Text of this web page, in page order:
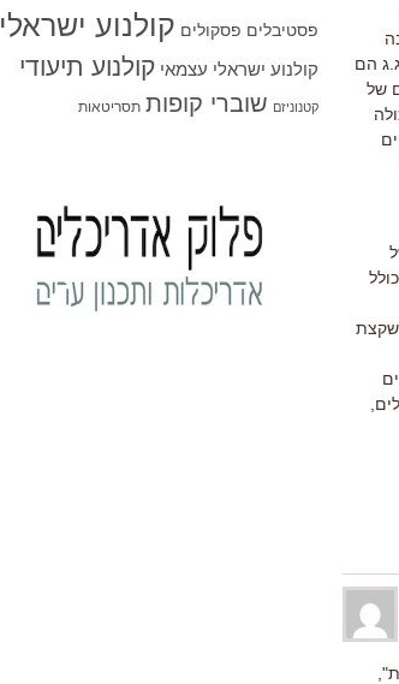
הם
של
שקצת
פסטיבלים פסקולים קולנוע ישראלי
קולנוע ישראלי עצמאי קולנוע תיעודי
קטנוניזם שוברי קופות תסריטאות